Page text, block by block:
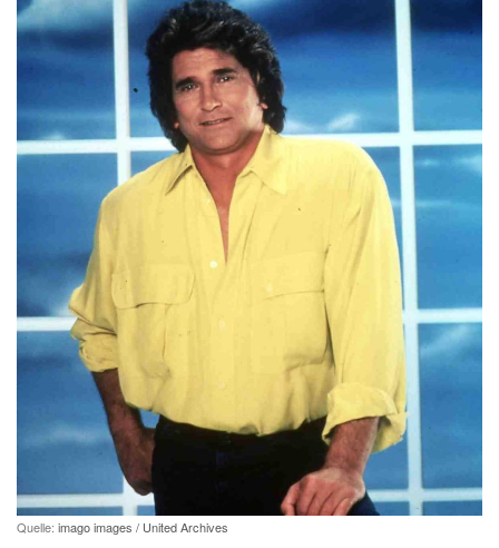
Quelle: imago images / United Archives